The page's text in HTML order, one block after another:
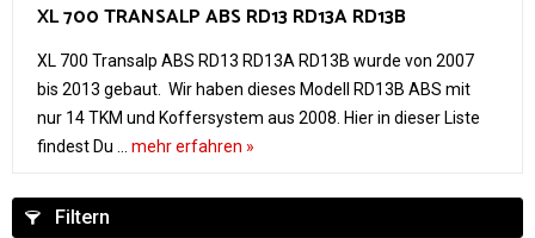
XL 700 TRANSALP ABS RD13 RD13A RD13B
XL 700 Transalp ABS RD13 RD13A RD13B wurde von 2007
bis 2013 gebaut. Wir haben dieses Modell RD13B ABS mit
nur 14 TKM und Koffersystem aus 2008. Hier in dieser Liste
findest Du ... mehr erfahren »
Filtern